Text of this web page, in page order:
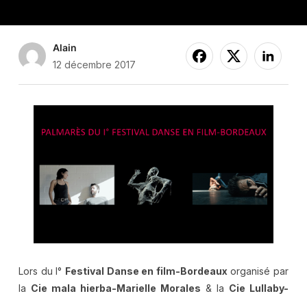
Alain
12 décembre 2017
Lors du I° Festival Danse en film-Bordeaux organisé par
la Cie mala hierba-Marielle Morales & la Cie Lullaby-